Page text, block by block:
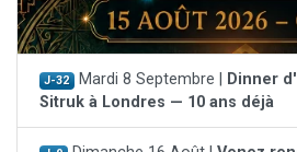
J-32 Mardi 8 Septembre |
Dinner
Sitruk à Londres — 10 ans déjà